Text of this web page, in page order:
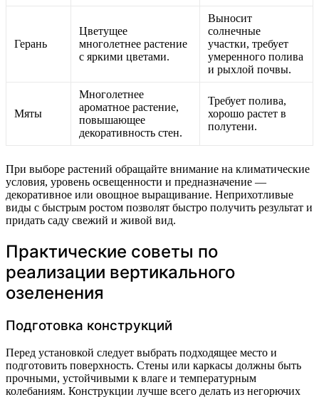
Герань
Цветущее
многолетнее растение
с яркими цветами.
Выносит
солнечные
участки, требует
умеренного полива
и рыхлой почвы.
Мяты
Многолетнее
ароматное растение,
повышающее
декоративность стен.
Требует полива,
хорошо растет в
полутени.
При выборе растений обращайте внимание на климатические
условия, уровень освещенности и предназначение —
декоративное или овощное выращивание. Неприхотливые
виды с быстрым ростом позволят быстро получить результат и
придать саду свежий и живой вид.
Практические советы по
реализации вертикального
озеленения
Подготовка конструкций
Перед установкой следует выбрать подходящее место и
подготовить поверхность. Стены или каркасы должны быть
прочными, устойчивыми к влаге и температурным
колебаниям. Конструкции лучше всего делать из негорючих